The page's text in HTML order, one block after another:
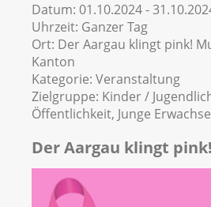
Datum: 01.10.2024 -
Uhrzeit: Ganzer Tag
Ort: Der Aargau klingt pink!
Kanton
Kategorie: Veranstaltung
Zielgruppe: Kinder /
Öffentlichkeit, Junge
Der Aargau klingt pink!